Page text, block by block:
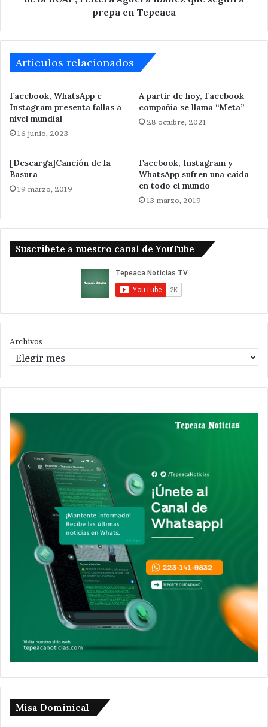
Agüera
que
seguirá
en
Tepeaca
prepa en Tepeaca
Articulos relacionados
Facebook, WhatsApp e
Instagram presenta fallas a
nivel mundial
16 junio, 2023
A partir de hoy, Facebook
compañía se llama “Meta”
28 octubre, 2021
[Descarga]Canción de la
Basura
19 marzo, 2019
Facebook, Instagram y
WhatsApp sufren una caída
en todo el mundo
13 marzo, 2019
Suscribete a nuestro canal de YouTube
Archivos
Misa Dominical